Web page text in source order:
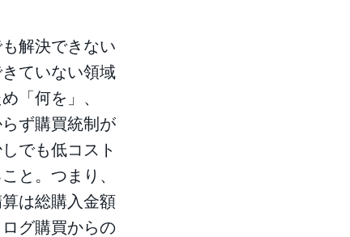
解決できない
ていない領域
「何を」、
ず購買統制が
でも低コスト
と。つまり、
は総購入金額
グ購買からの